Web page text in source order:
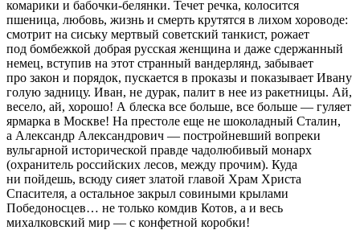
комарики и бабочки-белянки. Течет речка, колосится
пшеница, любовь, жизнь и смерть крутятся в лихом хороводе:
смотрит на сиську мертвый советский танкист, рожает
под бомбежкой добрая русская женщина и даже сдержанный
немец, вступив на этот странный вандерлянд, забывает
про закон и порядок, пускается в проказы и показывает Ивану
голую задницу. Иван, не дурак, палит в нее из ракетницы. Ай,
весело, ай, хорошо! А блеска все больше, все больше — гуляет
ярмарка в Москве! На престоле еще не шоколадный Сталин,
а Александр Александрович — постройневший вопреки
вульгарной исторической правде чадолюбивый монарх
(охранитель российских лесов, между прочим). Куда
ни пойдешь, всюду сияет златой главой Храм Христа
Спасителя, а остальное закрыл совиными крылами
Победоносцев… не только комдив Котов, а и весь
михалковский мир — с конфетной коробки!